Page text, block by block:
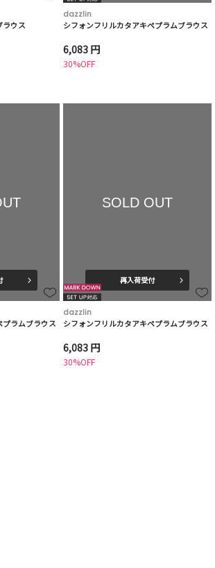
ラウス
dazzlin
シフォンフリルカタアキペプラムブラウス
6,083 円
30%OFF
ラムブラウス
SOLD OUT
再入荷受付
dazzlin
シフォンフリルカタアキペプラムブラウス
6,083 円
30%OFF